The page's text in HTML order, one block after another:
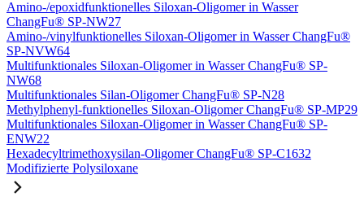
Amino-/epoxidfunktionelles Siloxan-Oligomer in Wasser
ChangFu® SP-NW27
Amino-/vinylfunktionelles Siloxan-Oligomer in Wasser ChangFu®
SP-NVW64
Multifunktionales Siloxan-Oligomer in Wasser ChangFu® SP-
NW68
Multifunktionales Silan-Oligomer ChangFu® SP-N28
Methylphenyl-funktionelles Siloxan-Oligomer ChangFu® SP-MP29
Multifunktionales Siloxan-Oligomer in Wasser ChangFu® SP-
ENW22
Hexadecyltrimethoxysilan-Oligomer ChangFu® SP-C1632
Modifizierte Polysiloxane